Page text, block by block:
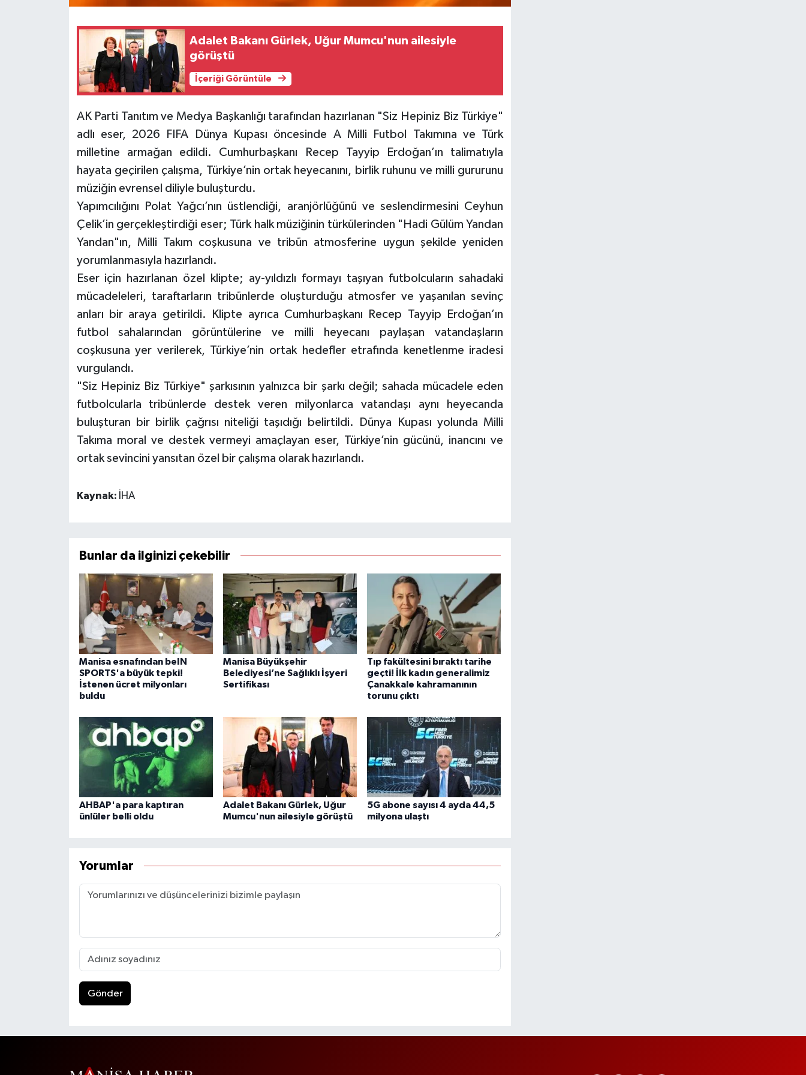
Adalet Bakanı Gürlek, Uğur Mumcu'nun ailesiyle
görüştü
İçeriği Görüntüle
AK Parti Tanıtım ve Medya Başkanlığı tarafından hazırlanan "Siz Hepiniz Biz Türkiye"
adlı eser, 2026 FIFA Dünya Kupası öncesinde A Milli Futbol Takımına ve Türk
milletine armağan edildi. Cumhurbaşkanı Recep Tayyip Erdoğan’ın talimatıyla
hayata geçirilen çalışma, Türkiye’nin ortak heyecanını, birlik ruhunu ve milli gururunu
müziğin evrensel diliyle buluşturdu.
Yapımcılığını Polat Yağcı’nın üstlendiği, aranjörlüğünü ve seslendirmesini Ceyhun
Çelik’in gerçekleştirdiği eser; Türk halk müziğinin türkülerinden "Hadi Gülüm Yandan
Yandan"ın, Milli Takım coşkusuna ve tribün atmosferine uygun şekilde yeniden
yorumlanmasıyla hazırlandı.
Eser için hazırlanan özel klipte; ay-yıldızlı formayı taşıyan futbolcuların sahadaki
mücadeleleri, taraftarların tribünlerde oluşturduğu atmosfer ve yaşanılan sevinç
anları bir araya getirildi. Klipte ayrıca Cumhurbaşkanı Recep Tayyip Erdoğan’ın
futbol sahalarından görüntülerine ve milli heyecanı paylaşan vatandaşların
coşkusuna yer verilerek, Türkiye’nin ortak hedefler etrafında kenetlenme iradesi
vurgulandı.
"Siz Hepiniz Biz Türkiye" şarkısının yalnızca bir şarkı değil; sahada mücadele eden
futbolcularla tribünlerde destek veren milyonlarca vatandaşı aynı heyecanda
buluşturan bir birlik çağrısı niteliği taşıdığı belirtildi. Dünya Kupası yolunda Milli
Takıma moral ve destek vermeyi amaçlayan eser, Türkiye’nin gücünü, inancını ve
ortak sevincini yansıtan özel bir çalışma olarak hazırlandı.
Kaynak: İHA
Bunlar da ilginizi çekebilir
Manisa esnafından beIN
SPORTS'a büyük tepki!
İstenen ücret milyonları
buldu
Manisa Büyükşehir
Belediyesi’ne Sağlıklı İşyeri
Sertifikası
Tıp fakültesini bıraktı tarihe
geçti! İlk kadın generalimiz
Çanakkale kahramanının
torunu çıktı
AHBAP'a para kaptıran
ünlüler belli oldu
Adalet Bakanı Gürlek, Uğur
Mumcu'nun ailesiyle görüştü
5G abone sayısı 4 ayda 44,5
milyona ulaştı
Yorumlar
Gönder